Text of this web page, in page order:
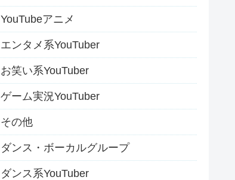
YouTubeアニメ
エンタメ系YouTuber
お笑い系YouTuber
ゲーム実況YouTuber
その他
ダンス・ボーカルグループ
ダンス系YouTuber